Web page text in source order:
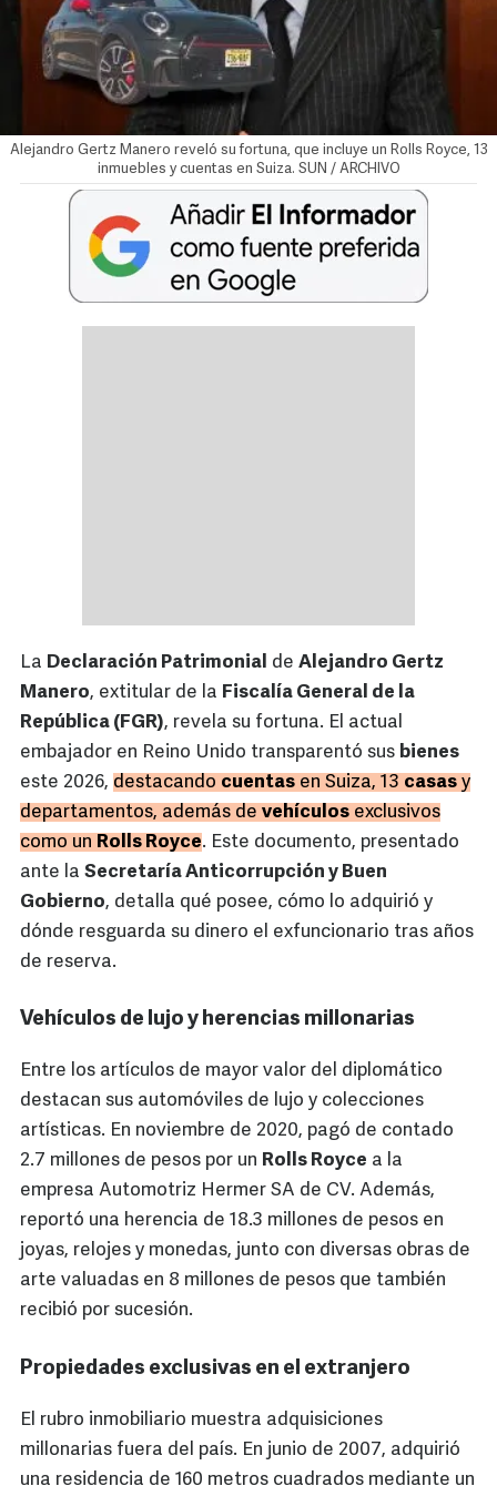
Alejandro Gertz Manero reveló su fortuna, que incluye un Rolls Royce, 13
inmuebles y cuentas en Suiza. SUN / ARCHIVO
La Declaración Patrimonial de Alejandro Gertz
Manero, extitular de la Fiscalía General de la
República (FGR), revela su fortuna. El actual
embajador en Reino Unido transparentó sus bienes
este 2026, destacando cuentas en Suiza, 13 casas y
departamentos, además de vehículos exclusivos
como un Rolls Royce. Este documento, presentado
ante la Secretaría Anticorrupción y Buen
Gobierno, detalla qué posee, cómo lo adquirió y
dónde resguarda su dinero el exfuncionario tras años
de reserva.
Vehículos de lujo y herencias millonarias
Entre los artículos de mayor valor del diplomático
destacan sus automóviles de lujo y colecciones
artísticas. En noviembre de 2020, pagó de contado
2.7 millones de pesos por un Rolls Royce a la
empresa Automotriz Hermer SA de CV. Además,
reportó una herencia de 18.3 millones de pesos en
joyas, relojes y monedas, junto con diversas obras de
arte valuadas en 8 millones de pesos que también
recibió por sucesión.
Propiedades exclusivas en el extranjero
El rubro inmobiliario muestra adquisiciones
millonarias fuera del país. En junio de 2007, adquirió
una residencia de 160 metros cuadrados mediante un